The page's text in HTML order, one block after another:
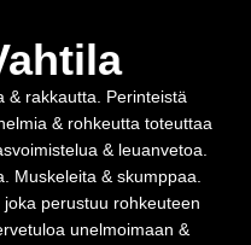
& rakkautta. Perinteistä
& rohkeutta toteuttaa
& leuanvetoa.
Muskeleita & skumppaa.
perustuu rohkeuteen
unelmoimaan &